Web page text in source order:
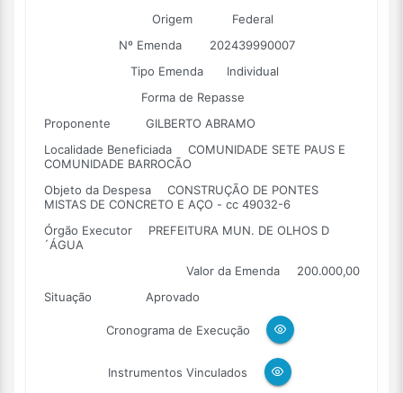
Origem
Federal
Nº Emenda
202439990007
Tipo Emenda
Individual
Forma de Repasse
Proponente
GILBERTO ABRAMO
Localidade Beneficiada
COMUNIDADE SETE PAUS E
COMUNIDADE BARROCÃO
Objeto da Despesa
CONSTRUÇÃO DE PONTES
MISTAS DE CONCRETO E AÇO - cc 49032-6
Órgão Executor
PREFEITURA MUN. DE OLHOS D
´ÁGUA
Valor da Emenda
200.000,00
Situação
Aprovado
Cronograma de Execução
Instrumentos Vinculados